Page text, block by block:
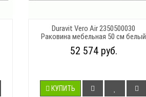
Duravit Vero Air 2350500030
Раковина мебельная 50 см белый
52 574 руб.
КУПИТЬ